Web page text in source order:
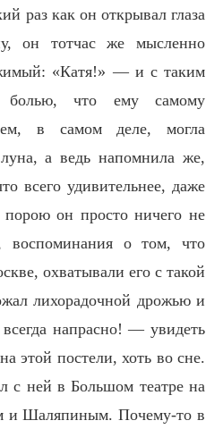
раз как он открывал глаза
он тотчас же мысленно
«Катя!» — и с таким
болью, что ему самому
в самом деле, могла
а ведь напомнила же,
всего удивительнее, даже
он просто ничего не
воспоминания о том, что
охватывали его с такой
лихорадочной дрожью и
напрасно! — увидеть
этой постели, хоть во сне.
с ней в Большом театре на
и Шаляпиным. Почему-то в